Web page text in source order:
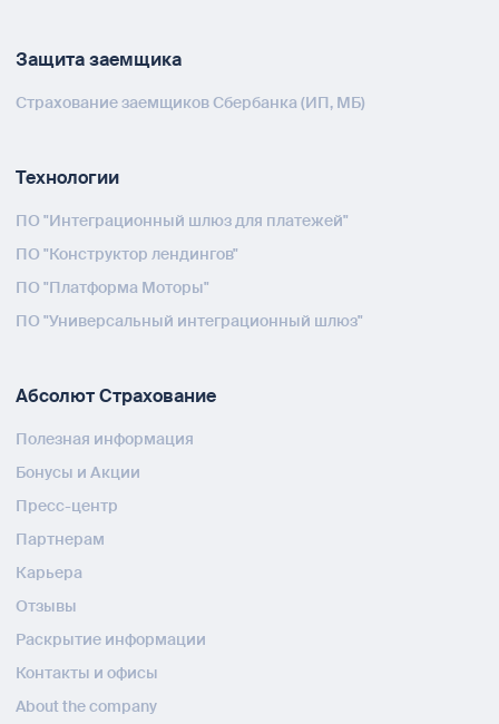
Защита заемщика
Страхование заемщиков Сбербанка (ИП, МБ)
Технологии
ПО "Интеграционный шлюз для платежей"
ПО "Конструктор лендингов"
ПО "Платформа Моторы"
ПО "Универсальный интеграционный шлюз"
Абсолют Страхование
Полезная информация
Бонусы и Акции
Пресс-центр
Партнерам
Карьера
Отзывы
Раскрытие информации
Контакты и офисы
About the company